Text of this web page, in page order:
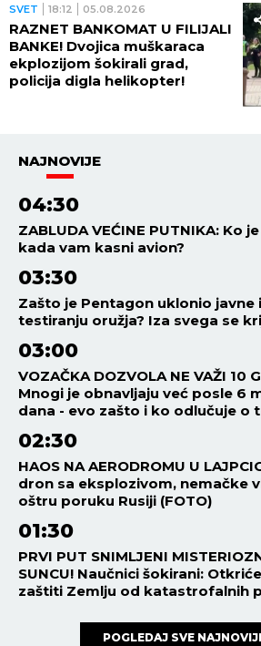
SVET 18:12 05.08.2026
RAZNET BANKOMAT U FILIJALI
BANKE! Dvojica muškaraca
ekplozijom šokirali grad,
policija digla helikopter!
NAJNOVIJE
04:30
ZABLUDA VEĆINE PUTNIKA: Ko
kada vam kasni avion?
03:30
Zašto je Pentagon uklonio javne
testiranju oružja? Iza svega se
03:00
VOZAČKA DOZVOLA NE VAŽI 10
Mnogi je obnavljaju već posle 6
dana - evo zašto i ko odlučuje o
02:30
HAOS NA AERODROMU U
dron sa eksplozivom, nemačke
oštru poruku Rusiji (FOTO)
01:30
PRVI PUT SNIMLJENI
SUNCU! Naučnici šokirani:
zaštiti Zemlju od katastrofalnih
POGLEDAJ SVE